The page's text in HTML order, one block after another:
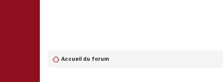
Accueil du forum